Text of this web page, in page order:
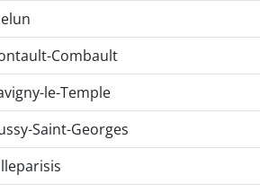
Combault
le-Temple
Saint-Georges